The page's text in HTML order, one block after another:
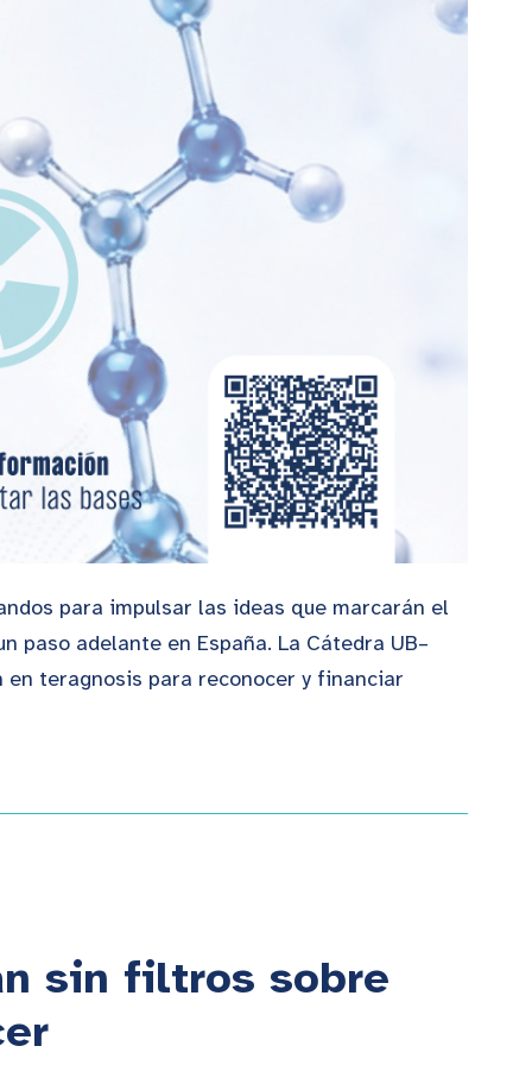
para impulsar las ideas que marcarán el
adelante en España. La Cátedra UB–
teragnosis para reconocer y financiar
sin filtros sobre